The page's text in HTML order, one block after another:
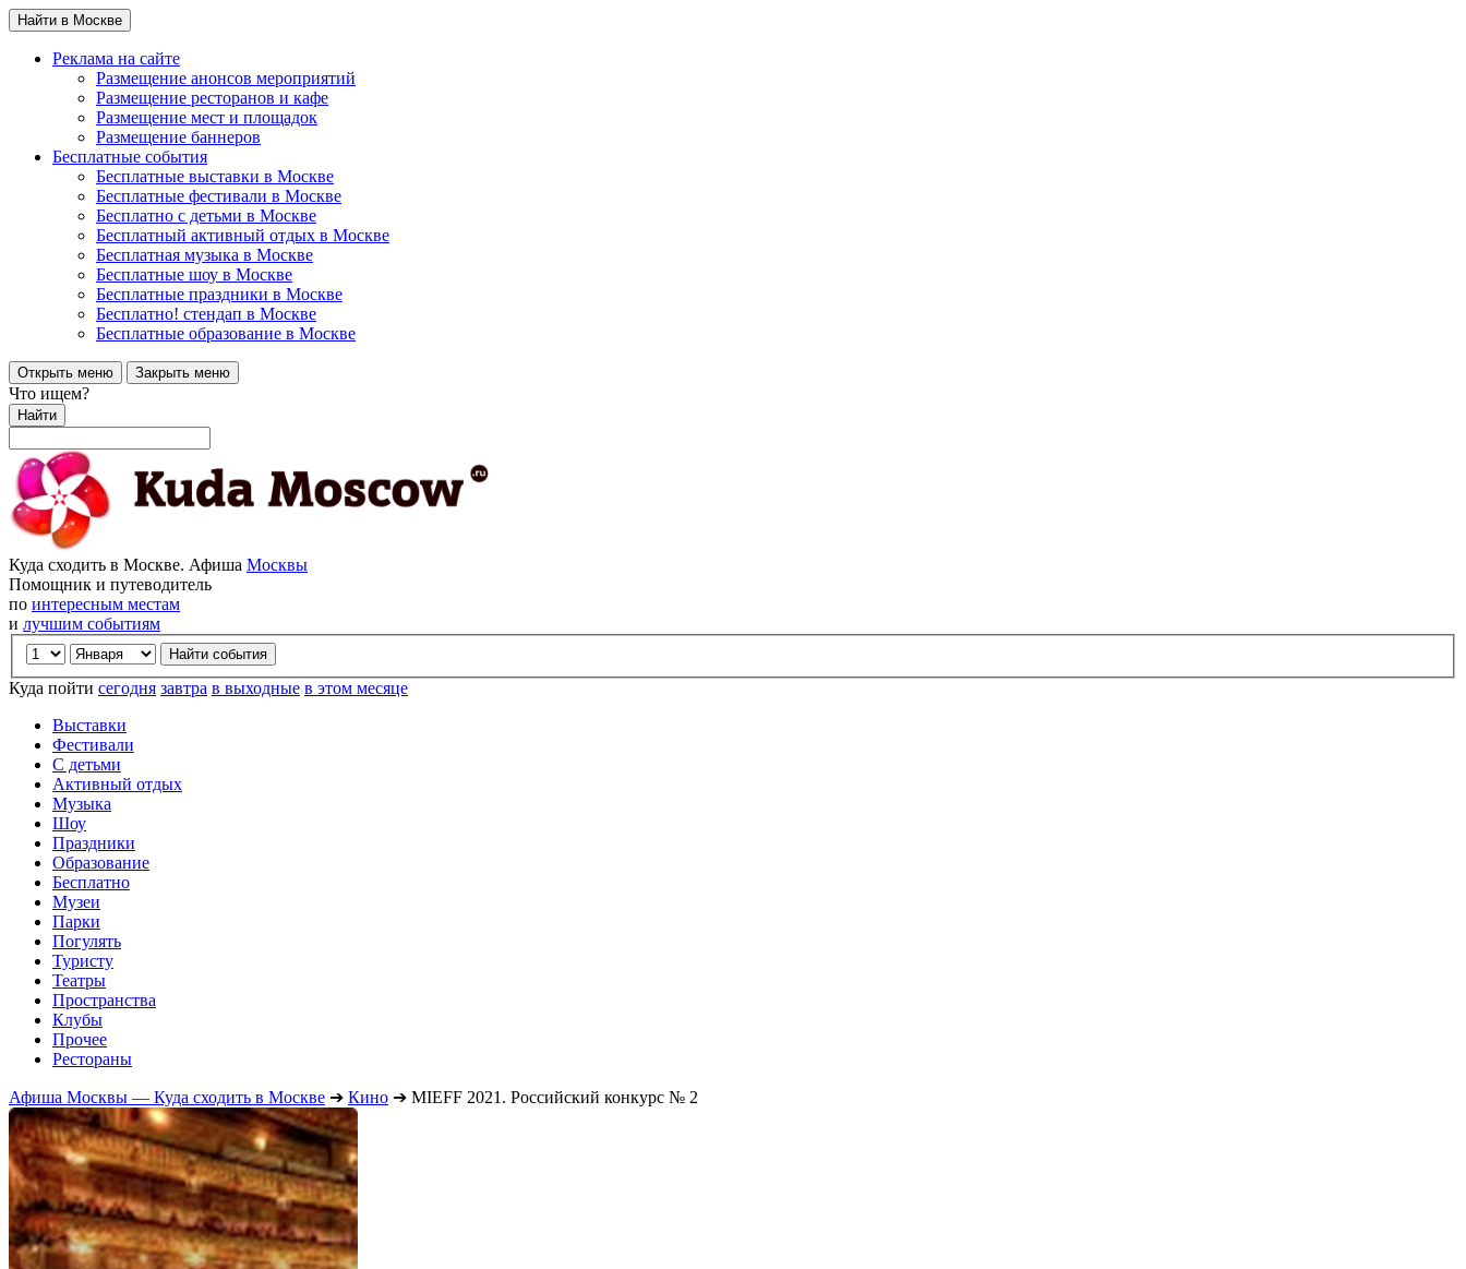
Найти в Москве
Реклама на сайте
Размещение анонсов мероприятий
Размещение ресторанов и кафе
Размещение мест и площадок
Размещение баннеров
Бесплатные события
Бесплатные выставки в Москве
Бесплатные фестивали в Москве
Бесплатно с детьми в Москве
Бесплатный активный отдых в Москве
Бесплатная музыка в Москве
Бесплатные шоу в Москве
Бесплатные праздники в Москве
Бесплатно! стендап в Москве
Бесплатные образование в Москве
Открыть меню Закрыть меню
Что ищем?
Найти
Куда сходить в Москве. Афиша Москвы
Помощник и путеводитель
по интересным местам
и лучшим событиям
Куда пойти сегодня завтра в выходные в этом месяце
Выставки
Фестивали
С детьми
Активный отдых
Музыка
Шоу
Праздники
Образование
Бесплатно
Музеи
Парки
Погулять
Туристу
Театры
Пространства
Клубы
Прочее
Рестораны
Афиша Москвы — Куда сходить в Москве ➔ Кино ➔ MIEFF 2021. Российский конкурс № 2